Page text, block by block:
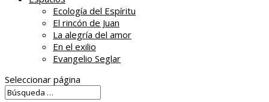
Ecología del Espíritu
El rincón de Juan
La alegría del amor
En el exilio
Evangelio Seglar
Seleccionar página